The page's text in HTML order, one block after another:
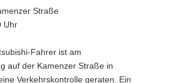
Straße
Uhr
Fahrer ist am
auf der Kamenzer Straße in
Verkehrskontrolle geraten. Ein